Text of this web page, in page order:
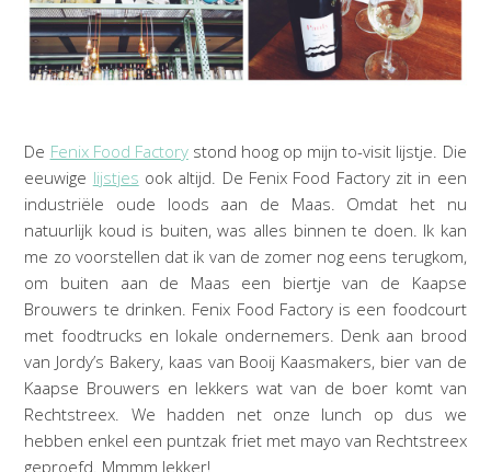
De Fenix Food Factorystond hoog op mijn to-visit lijstje. Die
eeuwige lijstjes ook altijd. De Fenix Food Factory zit in een
industriële oude loods aan de Maas. Omdat het nu
natuurlijk koud is buiten, was alles binnen te doen. Ik kan
me zo voorstellen dat ik van de zomer nog eens terugkom,
om buiten aan de Maas een biertje van de Kaapse
Brouwers te drinken. Fenix Food Factory is een foodcourt
met foodtrucks en lokale ondernemers. Denk aan brood
van Jordy’s Bakery, kaas van Booij Kaasmakers, bier van de
Kaapse Brouwers en lekkers wat van de boer komt van
Rechtstreex. We hadden net onze lunch op dus we
hebben enkel een puntzak friet met mayo van Rechtstreex
geproefd. Mmmm lekker!